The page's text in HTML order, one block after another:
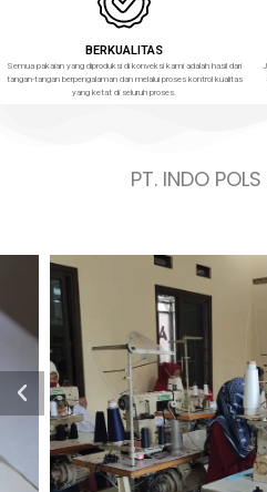
BERKUALITAS
Semua pakaian yang diproduksi di konveksi kami adalah hasil dari
tangan-tangan berpengalaman dan melalui proses kontrol kualitas
yang ketat di seluruh proses.
PT. INDO